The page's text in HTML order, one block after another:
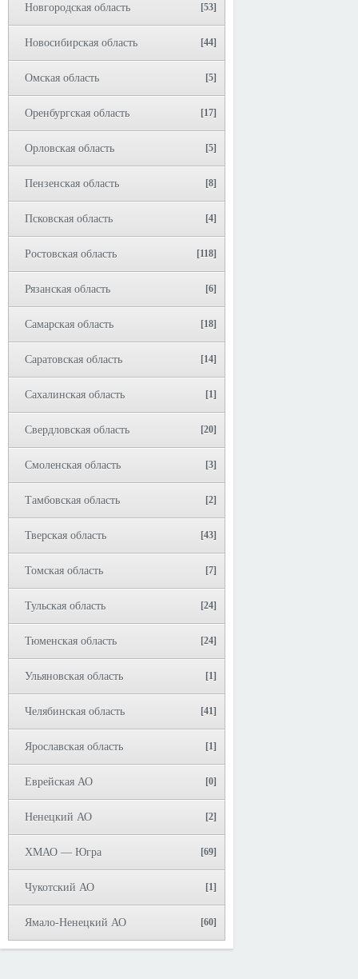
Новгородская область [53]
Новосибирская область [44]
Омская область [5]
Оренбургская область [17]
Орловская область [5]
Пензенская область [8]
Псковская область [4]
Ростовская область [118]
Рязанская область [6]
Самарская область [18]
Саратовская область [14]
Сахалинская область [1]
Свердловская область [20]
Смоленская область [3]
Тамбовская область [2]
Тверская область [43]
Томская область [7]
Тульская область [24]
Тюменская область [24]
Ульяновская область [1]
Челябинская область [41]
Ярославская область [1]
Еврейская АО [0]
Ненецкий АО [2]
ХМАО — Югра [69]
Чукотский АО [1]
Ямало-Ненецкий АО [60]